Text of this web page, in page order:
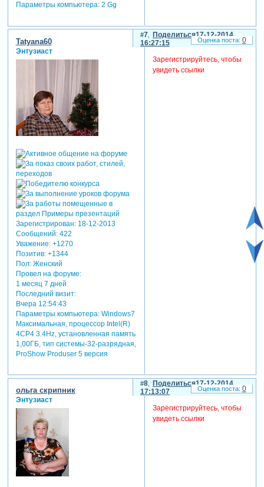
Параметры компьютера:2 Gg
Поделиться
7
17-12-2014
16:27:15
Tatyana60
Энтузиаст
Зарегистрирован: 18-12-2013
Сообщений:422
Уважение: +1270
Позитив: +1344
Пол:Женский
Провел на форуме:
1 месяц 7 дней
Последний визит:
Вчера 12:54:43
Параметры компьютера:Windows7
Максимальная, процессор Intel(R)
4CP4 3.4Hz, установленная память
1,00ГБ, тип системы-32-разрядная,
ProShow Produser 5 версия
Зарегистрируйтесь, чтобы
увидеть ссылки
0
Поделиться
8
17-12-2014
17:13:07
ольга скрипник
Энтузиаст
Зарегистрируйтесь, чтобы
увидеть ссылки
0